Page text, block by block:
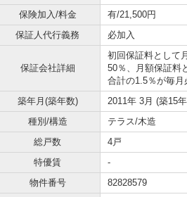
保険加入/料金
有/21,500円
保証人代行義務
必加入
保証会社詳細
初回保証料として
50％、月額保証料
合計の1.5％が毎月
築年月(築年数) 2011年 3月 (築15
種別/構造
テラス/木造
総戸数
4戸
特優賃
-
物件番号
82828579